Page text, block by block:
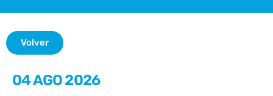
Volver
04 AGO 2026